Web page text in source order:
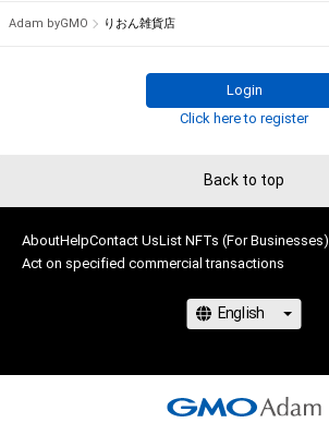
Adam byGMO りおん雑貨店
Login
Click here to register
Back to top
AboutHelpContact UsList NFTs (For Businesses)
Act on specified commercial transactions